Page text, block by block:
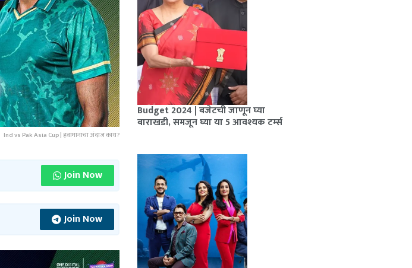
Ind vs Pak Asia Cup | हवामानाचा अंदाज काय?
Join Now
Join Now
Budget 2024 | बजेटची जाणून घ्या
बाराखडी, समजून घ्या या 5 आवश्यक टर्म्स